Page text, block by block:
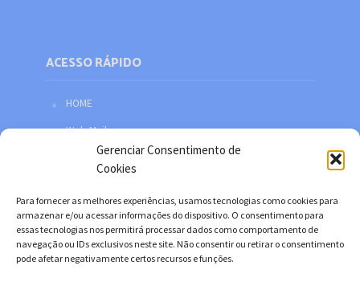
Gerenciar Consentimento de
Cookies
Para fornecer as melhores experiências, usamos tecnologias como cookies para
armazenar e/ou acessar informações do dispositivo. O consentimento para
essas tecnologias nos permitirá processar dados como comportamento de
navegação ou IDs exclusivos neste site. Não consentir ou retirar o consentimento
pode afetar negativamente certos recursos e funções.
ACESSO RÁPIDO
HOME
Web Mail
Política de privacidade
Facebook
Twitter
YouTube